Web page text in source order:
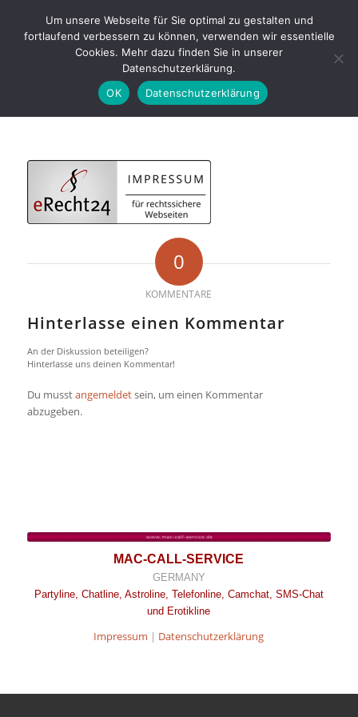
Startseite / Impressum
0
KOMMENTARE
Hinterlasse einen Kommentar
An der Diskussion beteiligen?
Hinterlasse uns deinen Kommentar!
Du musstangemeldetsein, um einen Kommentar
abzugeben.
MAC-CALL-SERVICE
GERMANY
Partyline, Chatline, Astroline, Telefonline, Camchat, SMS-Chat
und Erotikline
Impressum | Datenschutzerklärung
Um unsere Webseite für Sie optimal zu gestalten und
fortlaufend verbessern zu können, verwenden wir essentielle
Cookies. Mehr dazu finden Sie in unserer
Datenschutzerklärung.
OK
Datenschutzerklärung